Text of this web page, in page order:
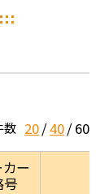
数 20 40 60
ー
号